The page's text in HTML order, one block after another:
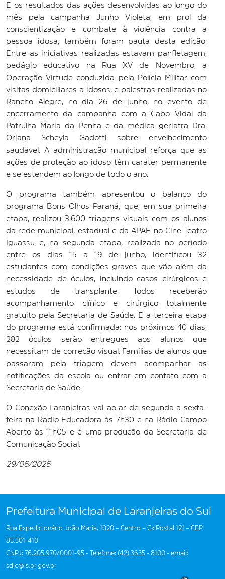
E os resultados das ações desenvolvidas ao longo do
mês pela campanha Junho Violeta, em prol da
conscientização e combate à violência contra a
pessoa idosa, também foram pauta desta edição.
Entre as iniciativas realizadas estavam panfletagem,
pedágio educativo na Rua XV de Novembro, a
Operação Virtude conduzida pela Polícia Militar com
visitas domiciliares a idosos, e palestras realizadas no
Rancho Alegre, no dia 26 de junho, no evento de
encerramento da campanha com a Cabo Vidal da
Patrulha Maria da Penha e da médica geriatra Dra.
Orjana Scheyla Gadotti sobre envelhecimento
saudável. A administração municipal reforça que as
ações de proteção ao idoso têm caráter permanente
e se estendem ao longo de todo o ano.
O programa também apresentou o balanço do
programa Bons Olhos Paraná, que, em sua primeira
etapa, realizou 3.600 triagens visuais com os alunos
da rede municipal, estadual e da APAE no Cine Teatro
Iguassu e, na segunda etapa, realizada no período
entre os dias 15 a 19 de junho, identificou 32
estudantes com condições graves que vão além da
necessidade de óculos, incluindo casos cirúrgicos e
estudos de transplante. Todos receberão
acompanhamento clínico e cirúrgico totalmente
gratuito pela Secretaria de Saúde. E a terceira etapa
do programa está confirmada: nos próximos 40 dias,
282 óculos serão entregues aos alunos que
necessitam de correção visual. Famílias de alunos que
passaram pela triagem devem acompanhar as
notificações da escola ou entrar em contato com a
Secretaria de Saúde.
O Conexão Laranjeiras vai ao ar de segunda a sexta-
feira na Rádio Educadora às 7h30 e na Rádio Campo
Aberto às 11h05 e é uma produção da Secretaria de
Comunicação Social.
29/06/2026
Prefeitura Municipal de Laranjeiras do Sul
Rua Expedicionário João Maria, 1020 – Centro – Cx Postal 121 – CEP
85.301-410
CNPJ: 76.205.970/0001-95 - Telefone: (42) 3635 - 8100 - email:
sdic@ls.pr.gov.br